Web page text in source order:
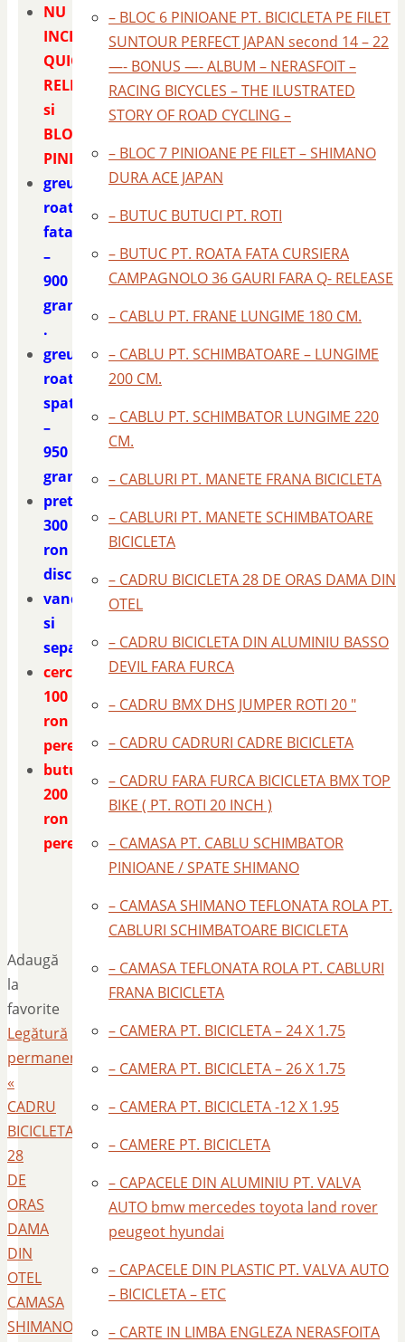
NU
INCLUD
QUICK
RELEASE
si
BLOC
PINIOANE
greutate
roata
fata
–
900
grame
.
greutate
roata
spate
–
950
grame.
pret
300
ron
discutabil
vand
si
separat
cercurile
100
ron
perechea
butucii
200
ron
perechea
Adaugă
la
favorite
Legătură
permanentă
«
CADRU
BICICLETA
28
DE
ORAS
DAMA
DIN
OTEL
CAMASA
SHIMANO
– BLOC 6 PINIOANE PT. BICICLETA PE FILET
SUNTOUR PERFECT JAPAN second 14 – 22
—- BONUS —- ALBUM – NERASFOIT –
RACING BICYCLES – THE ILUSTRATED
STORY OF ROAD CYCLING –
– BLOC 7 PINIOANE PE FILET – SHIMANO
DURA ACE JAPAN
– BUTUC BUTUCI PT. ROTI
– BUTUC PT. ROATA FATA CURSIERA
CAMPAGNOLO 36 GAURI FARA Q- RELEASE
– CABLU PT. FRANE LUNGIME 180 CM.
– CABLU PT. SCHIMBATOARE – LUNGIME
200 CM.
– CABLU PT. SCHIMBATOR LUNGIME 220
CM.
– CABLURI PT. MANETE FRANA BICICLETA
– CABLURI PT. MANETE SCHIMBATOARE
BICICLETA
– CADRU BICICLETA 28 DE ORAS DAMA DIN
OTEL
– CADRU BICICLETA DIN ALUMINIU BASSO
DEVIL FARA FURCA
– CADRU BMX DHS JUMPER ROTI 20 "
– CADRU CADRURI CADRE BICICLETA
– CADRU FARA FURCA BICICLETA BMX TOP
BIKE ( PT. ROTI 20 INCH )
– CAMASA PT. CABLU SCHIMBATOR
PINIOANE / SPATE SHIMANO
– CAMASA SHIMANO TEFLONATA ROLA PT.
CABLURI SCHIMBATOARE BICICLETA
– CAMASA TEFLONATA ROLA PT. CABLURI
FRANA BICICLETA
– CAMERA PT. BICICLETA – 24 X 1.75
– CAMERA PT. BICICLETA – 26 X 1.75
– CAMERA PT. BICICLETA -12 X 1.95
– CAMERE PT. BICICLETA
– CAPACELE DIN ALUMINIU PT. VALVA
AUTO bmw mercedes toyota land rover
peugeot hyundai
– CAPACELE DIN PLASTIC PT. VALVA AUTO
– BICICLETA – ETC
– CARTE IN LIMBA ENGLEZA NERASFOITA